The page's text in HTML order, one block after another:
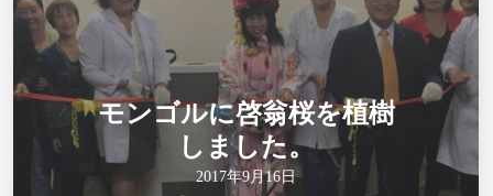
モンゴルに啓翁桜を植樹
しました。
2017年9月16日